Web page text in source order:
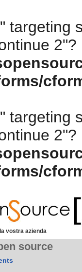
targeting
2"?
targeting
2"?
vostra azienda
source